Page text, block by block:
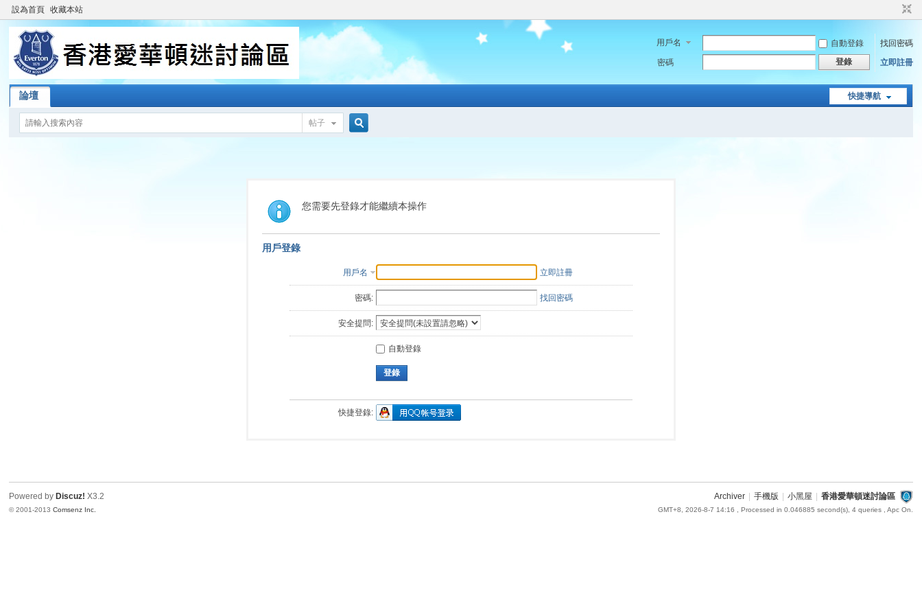
設為首頁 收藏本站
用戶名 自動登錄
找回密碼
密碼
登錄 立即註冊
快捷導航
論壇
帖子
索
您需要先登錄才能繼續本操作
用戶登錄
用戶名 立即註冊
密碼: 找回密碼
安全提問:
自動登錄
登錄
快捷登錄:
Archiver 手機版 小黑屋 香港愛華頓迷討論區
GMT+8, 2026-8-7 14:16 , Processed in 0.046885 second(s), 4 queries , Apc On.
Powered by Discuz! X3.2
© 2001-2013Comsenz Inc.